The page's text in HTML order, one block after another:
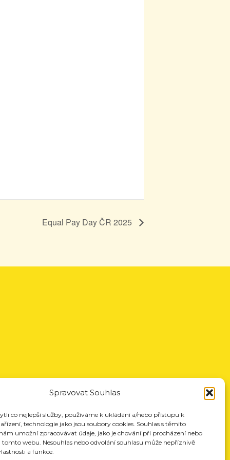
Spravovat Souhlas
co nejlepší služby, používáme k ukládání a/nebo přístupu k
technologie jako jsou soubory cookies. Souhlas s těmito
umožní zpracovávat údaje, jako je chování při procházení nebo
tomto webu. Nesouhlas nebo odvolání souhlasu může nepříznivě
a funkce.
Equal Pay Day ČR 2025